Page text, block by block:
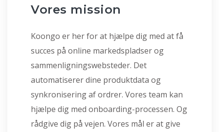
Vores mission
Koongo er her for at hjælpe dig med at få
succes på online markedspladser og
sammenligningswebsteder. Det
automatiserer dine produktdata og
synkronisering af ordrer. Vores team kan
hjælpe dig med onboarding-processen. Og
rådgive dig på vejen. Vores mål er at give